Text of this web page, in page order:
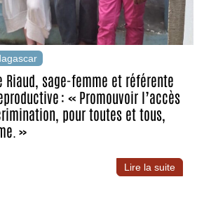
Riaud, sage-femme et référente
: « Promouvoir l’accès
pour toutes et tous,
»
Lire la suite